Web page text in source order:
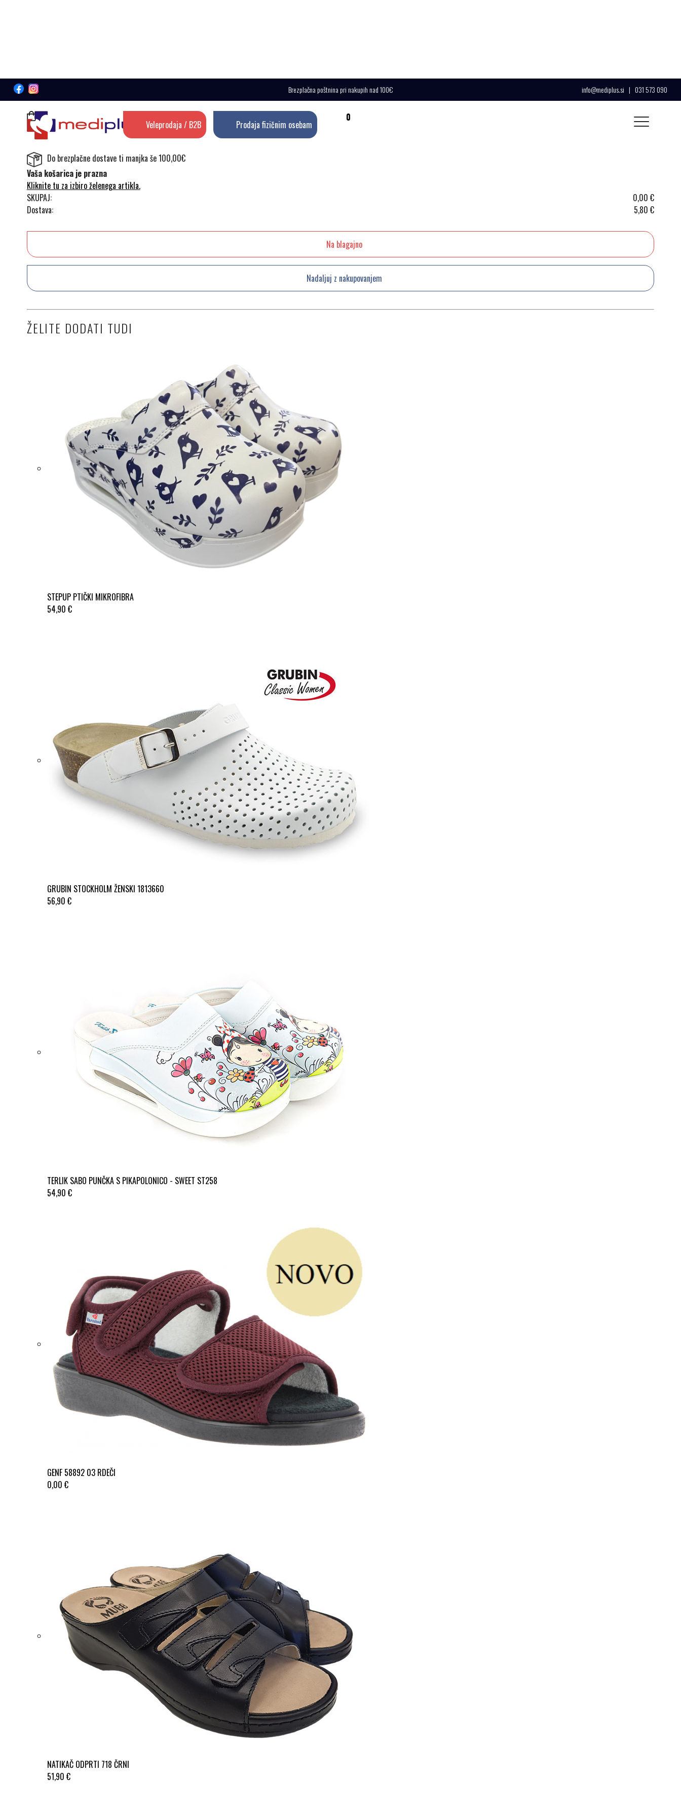
Brezplačna poštnina pri nakupih nad 100€ info@mediplus.si | 031 573 090
Veleprodaja / B2B Prodaja fizičnim osebam
0
Do brezplačne dostave ti manjka še 100,00€
Vaša košarica je prazna
Kliknite tu za izbiro želenega artikla.
SKUPAJ:
0,00 €
Dostava:
5,80 €
Na blagajno
Nadaljuj z nakupovanjem
ŽELITE DODATI TUDI
STEPUP PTIČKI MIKROFIBRA
54,90 €
GRUBIN STOCKHOLM ŽENSKI 1813660
56,90 €
TERLIK SABO PUNČKA S PIKAPOLONICO - SWEET ST258
54,90 €
GENF 58892 03 RDEČI
0,00 €
NATIKAČ ODPRTI 718 ČRNI
51,90 €